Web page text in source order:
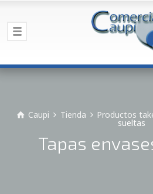
Caupi Tienda Productos
sueltas
Tapas